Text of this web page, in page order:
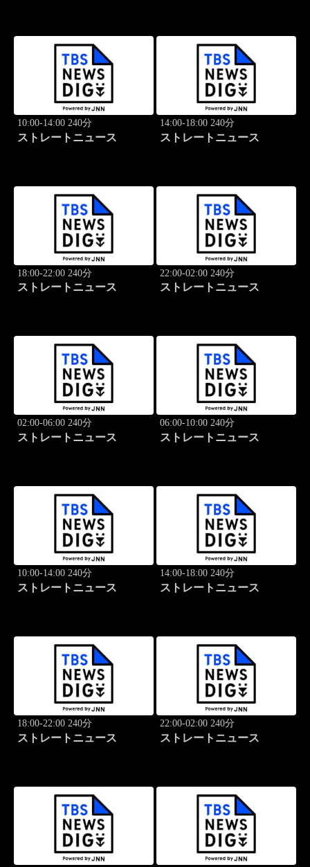
10:00-14:00 240分
ストレートニュース
14:00-18:00 240分
ストレートニュース
18:00-22:00 240分
ストレートニュース
22:00-02:00 240分
ストレートニュース
02:00-06:00 240分
ストレートニュース
06:00-10:00 240分
ストレートニュース
10:00-14:00 240分
ストレートニュース
14:00-18:00 240分
ストレートニュース
18:00-22:00 240分
ストレートニュース
22:00-02:00 240分
ストレートニュース